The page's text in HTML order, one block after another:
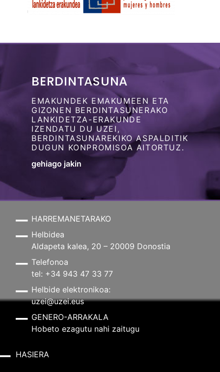
BERDINTASUNA
EMAKUNDEK EMAKUMEEN ETA
GIZONEN BERDINTASUNERAKO
LANKIDETZA-ERAKUNDE
IZENDATU DU UZEI,
BERDINTASUNAREKIKO ASPALDITIK
DUGUN KONPROMISOA AITORTUZ.
gehiago jakin
HARREMANETARAKO
Helbidea
Aldapeta kalea, 20 – 20009 Donostia
Telefonoa
tel: +34 943 47 33 77
Helbide elektronikoa:
uzei@uzei.eus
GENERO-ARRAKALA
Hobeto ezagutu nahi zaitugu
HASIERA